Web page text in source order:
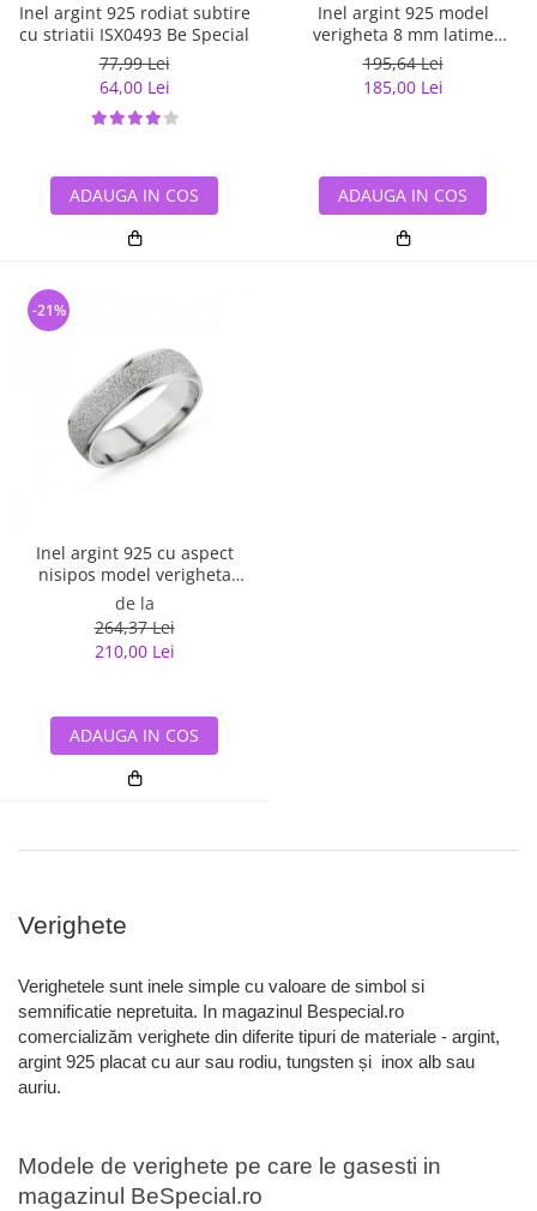
Inel argint 925 rodiat subtire
cu striatii ISX0493 Be Special
77,99 Lei
64,00 Lei
ADAUGA IN COS
Inel argint 925 model
verigheta 8 mm latime
ITU0070
195,64 Lei
185,00 Lei
ADAUGA IN COS
Inel argint 925 cu aspect
nisipos model verigheta
ITU0079
de la
264,37 Lei
210,00 Lei
-21%
ADAUGA IN COS
Verighete
Verighetele sunt inele simple cu valoare de simbol si
semnificatie nepretuita. In magazinul Bespecial.ro
comercializăm verighete din diferite tipuri de materiale - argint,
argint 925 placat cu aur sau rodiu, tungsten și inox alb sau
auriu.
Modele de verighete pe care le gasesti in
magazinul BeSpecial.ro